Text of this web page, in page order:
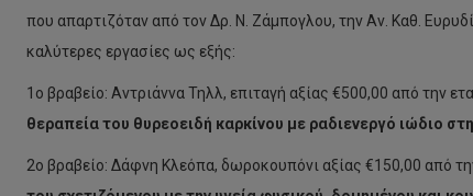
που απαρτιζόταν από τον Δρ. Ν. Ζάμπογλου, την Αν. Καθ.
καλύτερες εργασίες ως εξής:
1ο βραβείο: Αντριάννα Τηλλ, επιταγή αξίας €500,00 από την
θεραπεία του θυρεοειδή καρκίνου με ραδιενεργό ιώδιο
2ο βραβείο: Δάφνη Κλεόπα, δωροκουπόνι αξίας €150,00 από